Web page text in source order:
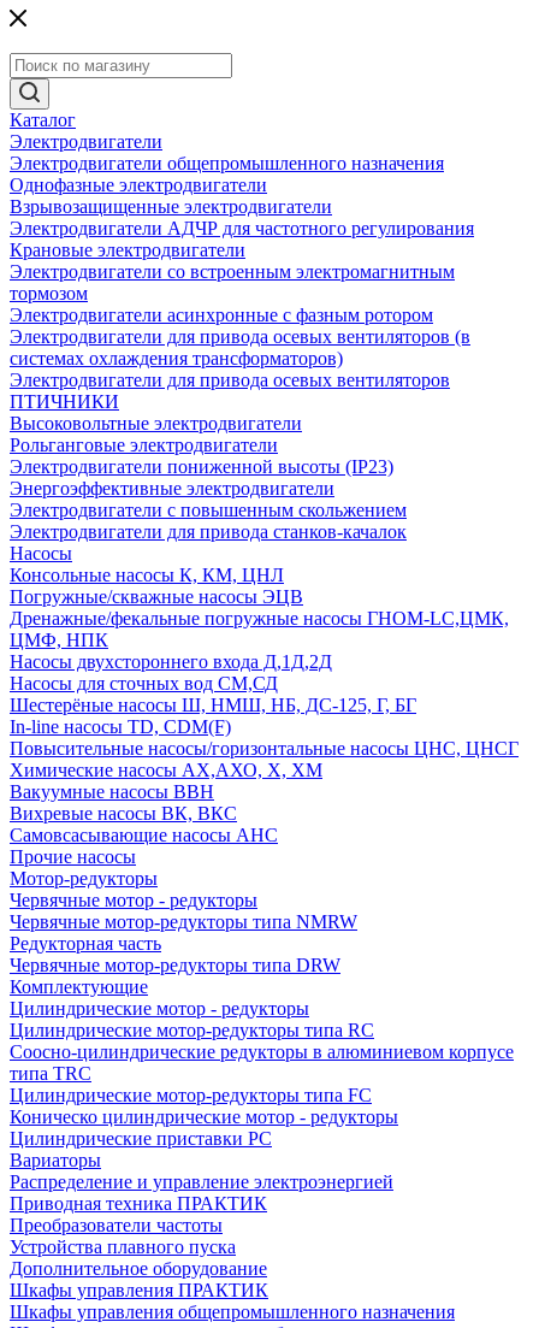
Каталог
Электродвигатели
Электродвигатели общепромышленного назначения
Однофазные электродвигатели
Взрывозащищенные электродвигатели
Электродвигатели АДЧР для частотного регулирования
Крановые электродвигатели
Электродвигатели со встроенным электромагнитным
тормозом
Электродвигатели асинхронные с фазным ротором
Электродвигатели для привода осевых вентиляторов (в
системах охлаждения трансформаторов)
Электродвигатели для привода осевых вентиляторов
ПТИЧНИКИ
Высоковольтные электродвигатели
Рольганговые электродвигатели
Электродвигатели пониженной высоты (IP23)
Энергоэффективные электродвигатели
Электродвигатели с повышенным скольжением
Электродвигатели для привода станков-качалок
Насосы
Консольные насосы К, КМ, ЦНЛ
Погружные/скважные насосы ЭЦВ
Дренажные/фекальные погружные насосы ГНОМ-LC,ЦМК,
ЦМФ, НПК
Насосы двухстороннего входа Д,1Д,2Д
Насосы для сточных вод СМ,СД
Шестерёные насосы Ш, НМШ, НБ, ДС-125, Г, БГ
In-line насосы TD, CDM(F)
Повысительные насосы/горизонтальные насосы ЦНС, ЦНСГ
Химические насосы АХ,АХО, Х, ХМ
Вакуумные насосы ВВН
Вихревые насосы ВК, ВКС
Самовсасывающие насосы АНС
Прочие насосы
Мотор-редукторы
Червячные мотор - редукторы
Червячные мотор-редукторы типа NMRW
Редукторная часть
Червячные мотор-редукторы типа DRW
Комплектующие
Цилиндрические мотор - редукторы
Цилиндрические мотор-редукторы типа RC
Соосно-цилиндрические редукторы в алюминиевом корпусе
типа TRC
Цилиндрические мотор-редукторы типа FC
Коническо цилиндрические мотор - редукторы
Цилиндрические приставки PC
Вариаторы
Распределение и управление электроэнергией
Приводная техника ПРАКТИК
Преобразователи частоты
Устройства плавного пуска
Дополнительное оборудование
Шкафы управления ПРАКТИК
Шкафы управления общепромышленного назначения